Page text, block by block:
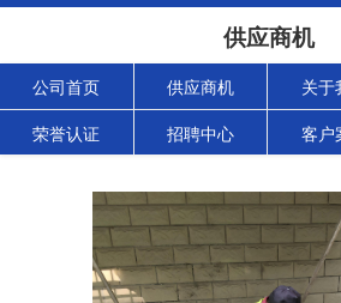
供应商机
公司首页 供应商机 关于
荣誉认证 招聘中心 客户